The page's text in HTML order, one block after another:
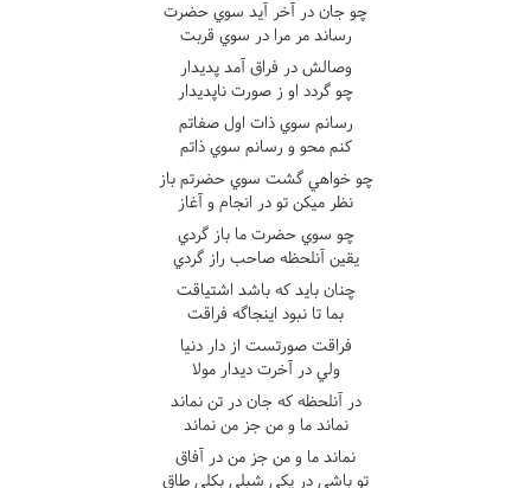
چو جان در آخر آيد سوي حضرت
رساند مر مرا در سوي قربت
وصالش در فراق آمد پديدار
چو گردد او ز صورت ناپديدار
رسانم سوي ذات اول صفاتم
کنم محو و رسانم سوي ذاتم
چو خواهي گشت سوي حضرتم باز
نظر ميکن تو در انجام و آغاز
چو سوي حضرت ما باز گردي
يقين آنلحظه صاحب راز گردي
چنان بايد که باشد اشتياقت
بما تا نبود اينجاگه فراقت
فراقت صورتست از دار دنيا
ولي در آخرت ديدار مولا
در آنلحظه که جان در تن نماند
نماند ما و من جز من نماند
نماند ما و من جز من در آفاق
تو باشي در يکي شبلي بکلي طاق